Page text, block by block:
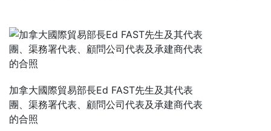
加拿大國際貿易部長Ed FAST先生及其代表
團、渠務署代表、顧問公司代表及承建商代表
的合照